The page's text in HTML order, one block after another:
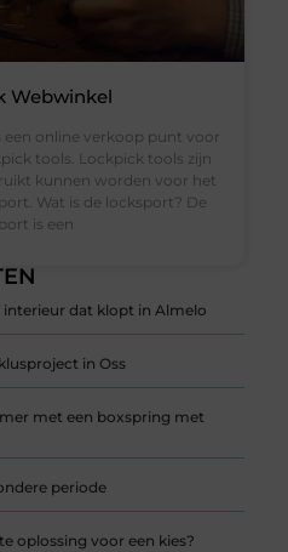
interieur dat klopt in Almelo
in Oss
met een boxspring met
periode
oplossing voor een kies?
Webwinkel
een online verkoop punt voor
tools. Lockpick tools zijn
kunnen worden voor het
Wat is de locksport? De
is een